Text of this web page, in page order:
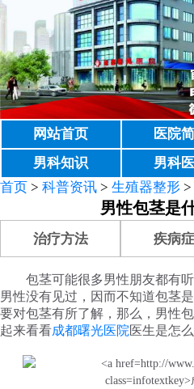
网站首页 医院
男科知识
男科
首页 > 科普资讯 > 生殖器整形 >
男性包茎是
治疗方法 疾病
包茎可能很多男性朋友都有
男性没有见过，因而不知道包茎
要对包茎有所了解，那么，男性
起来看看成都曙光医院医生是怎么